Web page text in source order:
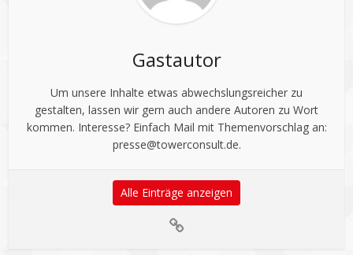
Gastautor
Um unsere Inhalte etwas abwechslungsreicher zu
gestalten, lassen wir gern auch andere Autoren zu Wort
kommen. Interesse? Einfach Mail mit Themenvorschlag an:
presse@towerconsult.de.
Alle Einträge anzeigen